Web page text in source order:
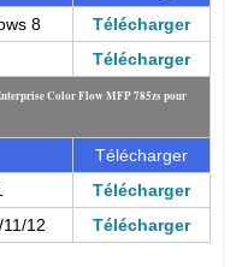
8
Télécharger
Télécharger
Color Flow MFP 785zs pour
Télécharger
Télécharger
12
Télécharger